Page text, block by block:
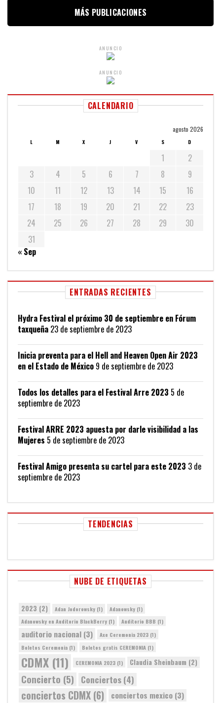
MÁS PUBLICACIONES
ANUNCIO
ANUNCIO
CALENDARIO
agosto 2026
L M X J V S D
1
2
3
4 5 6 7 8
9
10
11 12 13 14 15
16
17
18 19 20 21 22
23
24
25 26 27 28 29
30
31
« Sep
ENTRADAS RECIENTES
Hydra Festival el próximo 30 de septiembre en Fórum
taxqueña 23 de septiembre de 2023
Inicia preventa para el Hell and Heaven Open Air 2023
en el Estado de México 9 de septiembre de 2023
Todos los detalles para el Festival Arre 2023 5 de
septiembre de 2023
Festival ARRE 2023 apuesta por darle visibilidad a las
Mujeres 5 de septiembre de 2023
Festival Amigo presenta su cartel para este 2023 3 de
septiembre de 2023
TENDENCIAS
NUBE DE ETIQUETAS
2023 (2) Adan Jodorowsky (1) Adanowsky (1)
Adanowsky en Auditorio BlackBerry (1) Auditorio BBB (1)
auditorio nacional (3) Axe Ceremonia 2023 (1)
Boletos Ceremonia (1) Boletos gratis CEREMONIA (1)
CDMX (11) CEREMONIA 2023 (1) Claudia Sheinbaum (2)
Concierto (5) Conciertos(4)
conciertos CDMX (6) conciertos mexico (3)